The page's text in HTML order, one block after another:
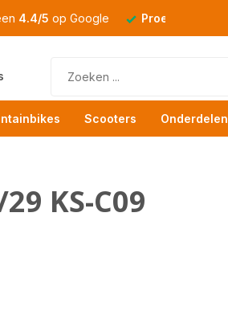
4.4/5 op Google Proefrit
Scooters Onderdelen
KS-C09